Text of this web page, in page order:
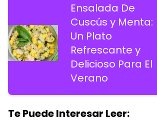
Ensalada De
Cuscús y Menta:
Un Plato
Refrescante y
Delicioso Para El
Verano
Te Puede Interesar Leer: